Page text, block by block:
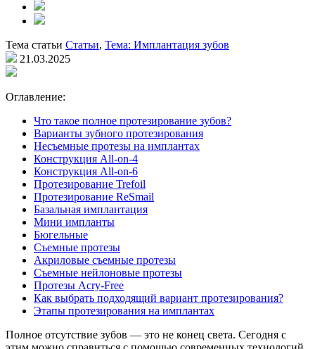
Тема статьи Статьи, Тема: Имплантация зубов
21.03.2025
Оглавление:
Что такое полное протезирование зубов?
Варианты зубного протезирования
Несъемные протезы на имплантах
Конструкция All-on-4
Конструкция All-on-6
Протезирование Trefoil
Протезирование ReSmail
Базальная имплантация
Мини импланты
Бюгельные
Съемные протезы
Акриловые съемные протезы
Съемные нейлоновые протезы
Протезы Acry-Free
Как выбрать подходящий вариант протезирования?
Этапы протезирования на имплантах
Полное отсутствие зубов — это не конец света. Сегодня с